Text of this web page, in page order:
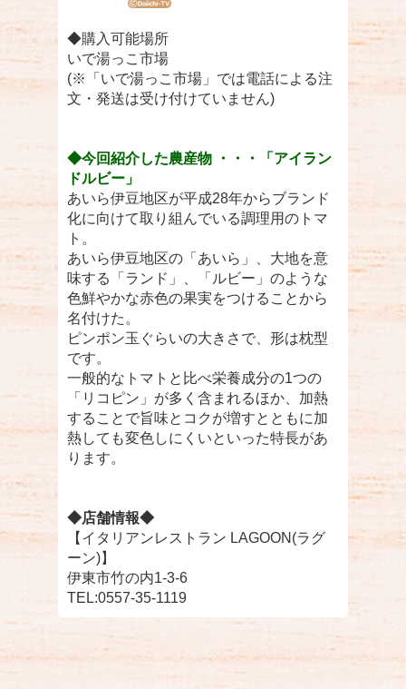
◆購入可能場所
いで湯っこ市場
(※「いで湯っこ市場」では電話による注
文・発送は受け付けていません)
◆今回紹介した農産物 ・・・「アイラン
ドルビー」
あいら伊豆地区が平成28年からブランド
化に向けて取り組んでいる調理用のトマ
ト。
あいら伊豆地区の「あいら」、大地を意
味する「ランド」、「ルビー」のような
色鮮やかな赤色の果実をつけることから
名付けた。
ピンポン玉ぐらいの大きさで、形は枕型
です。
一般的なトマトと比べ栄養成分の1つの
「リコピン」が多く含まれるほか、加熱
することで旨味とコクが増すとともに加
熱しても変色しにくいといった特長があ
ります。
◆店舗情報◆
【イタリアンレストラン LAGOON(ラグ
ーン)】
伊東市竹の内1-3-6
TEL:0557-35-1119